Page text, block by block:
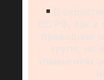
В
ВС РФ, так и
проводили
групп, но
изменениях